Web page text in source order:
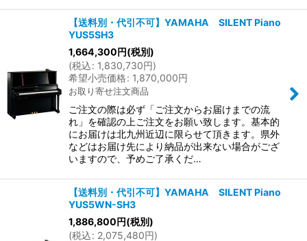
【送料別・代引不可】YAMAHA SILENT Piano
YUS5SH3
1,664,300 円(税別)
(税込: 1,830,730円)
希望小売価格: 1,870,000円
お取り寄せ注文商品
ご注文の際は必ず「ご注文からお届けまでの流
れ」を確認の上ご注文をお願い致します。基本的
にお届けは北九州近辺に限らせて頂きます。県外
などはお届け先により納品が出来ない場合がござ
いますので、予めご了承くだ…
【送料別・代引不可】YAMAHA SILENT Piano
YUS5WN-SH3
1,886,800 円(税別)
(税込: 2,075,480円)